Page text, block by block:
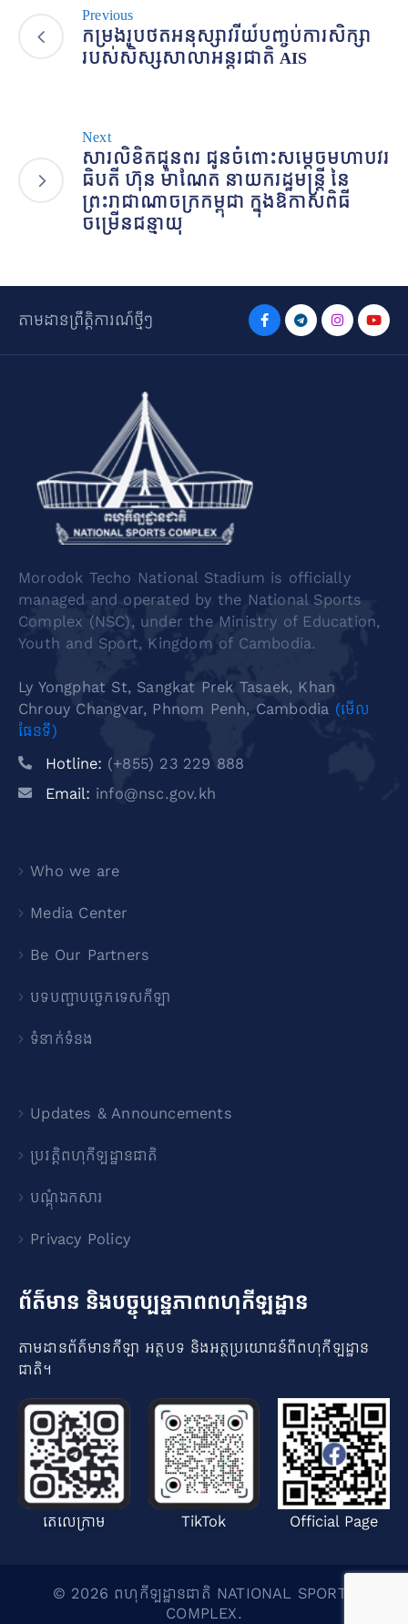
Previous
កម្រងរូបថតអនុស្សាវរីយ៍បញ្ចប់ការសិក្សា
របស់សិស្សសាលាអន្តរជាតិ AIS
Next
សារលិខិតជូនពរ ជូនចំពោះសម្តេចមហាបវរ
ធិបតី ហ៊ុន ម៉ាណែត នាយករដ្ឋមន្ត្រី នៃ
ព្រះរាជាណាចក្រកម្ពុជា ក្នុងឱកាសពិធី
ចម្រើនជន្មាយុ
តាមដានព្រឹត្តិការណ៍ថ្មីៗ
Morodok Techo National Stadium is officially
managed and operated by the National Sports
Complex (NSC), under the Ministry of Education,
Youth and Sport, Kingdom of Cambodia.
Ly Yongphat St, Sangkat Prek Tasaek, Khan
Chrouy Changvar, Phnom Penh, Cambodia (មើល
ផែនទី)
Hotline: (+855) 23 229 888
Email: info@nsc.gov.kh
Who we are
Media Center
Be Our Partners
បទបញ្ជាបច្ចេកទេសកីឡា
ទំនាក់ទំនង
Updates & Announcements
ប្រវត្តិពហុកីឡដ្ឋានជាតិ
បណ្ដុំឯកសារ
Privacy Policy
ព័ត៌មាន និងបច្ចុប្បន្នភាពពហុកីឡដ្ឋាន
តាមដានព័ត៌មានកីឡា អត្ថបទ និងអត្ថប្រយោជន៍ពីពហុកីឡដ្ឋាន
ជាតិ​។
តេលេក្រាម TikTok Official Page
© 2026 ពហុកីឡដ្ឋានជាតិ NATIONAL SPORTS
COMPLEX.